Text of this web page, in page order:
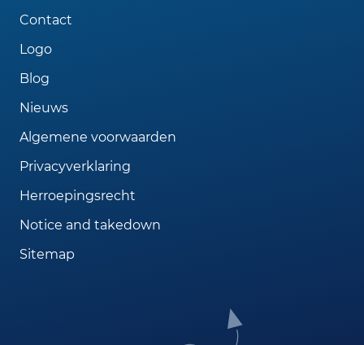
Contact
Logo
Blog
Nieuws
Algemene voorwaarden
Privacyverklaring
Herroepingsrecht
Notice and takedown
Sitemap